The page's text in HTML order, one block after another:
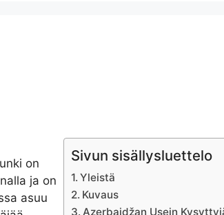
Sivun sisällysluettelo
Yleistä
Kuvaus
Azerbaidžan Usein
on
ja on
asuu